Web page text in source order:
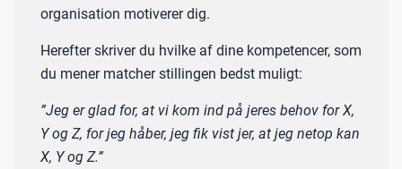
organisation motiverer dig.
Herefter skriver du hvilke af dine kompetencer, som
du mener matcher stillingen bedst muligt:
”Jeg er glad for, at vi kom ind på jeres behov for X,
Y og Z, for jeg håber, jeg fik vist jer, at jeg netop kan
X, Y og Z.”